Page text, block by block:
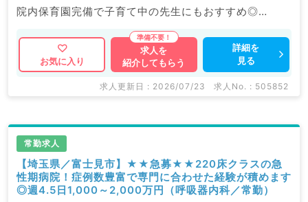
院内保育園完備で子育て中の先生にもおすすめ◎
福利厚生充実の大手グループ病院でのご勤務です。
マイナビDOCTORでは病院やクリニックなどの医療機
関求人はもちろんのこと、
求人内容の詳細等はお気軽にお問合せ下さい。
お気に入り
求人を
紹介してもらう
詳細を
見る
求人更新日 : 2026/07/23 求人No. : 505852
常勤求人
【埼玉県／富士見市】★★急募★★220床クラスの急
性期病院！症例数豊富で専門に合わせた経験が積めます
◎週4.5日1,000～2,000万円（呼吸器内科／常勤）